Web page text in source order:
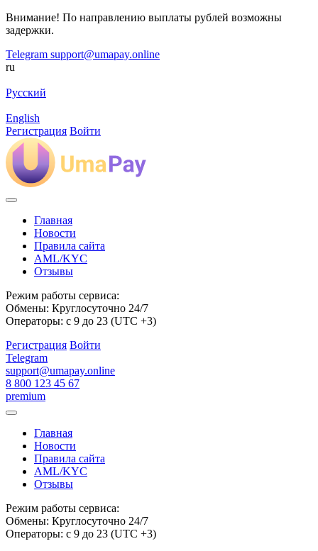
Внимание! По направлению выплаты рублей возможны
задержки.
Telegram support@umapay.online
ru
Русский
English
Регистрация Войти
Главная
Новости
Правила сайта
AML/KYC
Отзывы
Режим работы сервиса:
Обмены: Круглосуточно 24/7
Операторы: с 9 до 23 (UTC +3)
Регистрация Войти
Telegram
support@umapay.online
8 800 123 45 67
premium
Главная
Новости
Правила сайта
AML/KYC
Отзывы
Режим работы сервиса:
Обмены: Круглосуточно 24/7
Операторы: с 9 до 23 (UTC +3)